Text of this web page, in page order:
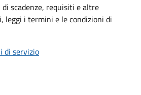
scadenze, requisiti e altre
leggi i termini e le condizioni di
di servizio